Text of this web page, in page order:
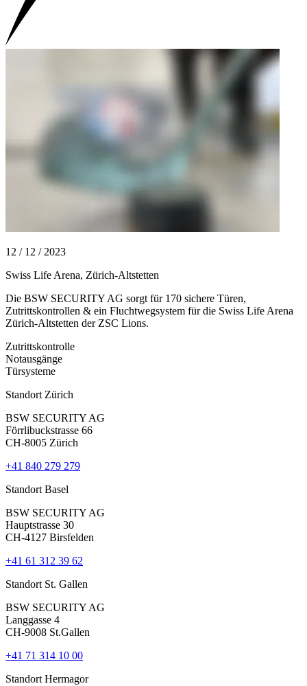
12 / 12 / 2023
Swiss Life Arena, Zürich-Altstetten
Die BSW SECURITY AG sorgt für 170 sichere Türen,
Zutrittskontrollen & ein Fluchtwegsystem für die Swiss Life Arena
Zürich-Altstetten der ZSC Lions.
Zutrittskontrolle
Notausgänge
Türsysteme
Standort Zürich
BSW SECURITY AG
Förrlibuckstrasse 66
CH-8005 Zürich
+41 840 279 279
Standort Basel
BSW SECURITY AG
Hauptstrasse 30
CH-4127 Birsfelden
+41 61 312 39 62
Standort St. Gallen
BSW SECURITY AG
Langgasse 4
CH-9008 St.Gallen
+41 71 314 10 00
Standort Hermagor